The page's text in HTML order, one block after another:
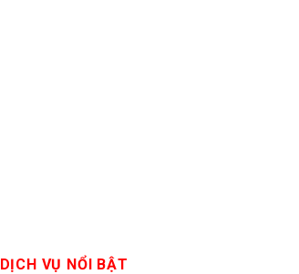
DỊCH VỤ NỔI BẬT